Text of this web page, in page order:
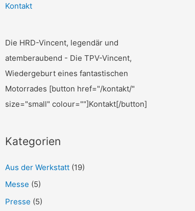
Kontakt
Die HRD-Vincent, legendär und
atemberaubend - Die TPV-Vincent,
Wiedergeburt eines fantastischen
Motorrades [button href="/kontakt/"
size="small" colour=""]Kontakt[/button]
Kategorien
Aus der Werkstatt (19)
Messe (5)
Presse (5)